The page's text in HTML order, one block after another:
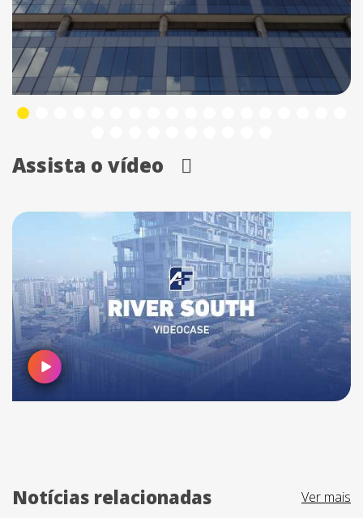
Assista o vídeo
Notícias relacionadas Ver mais